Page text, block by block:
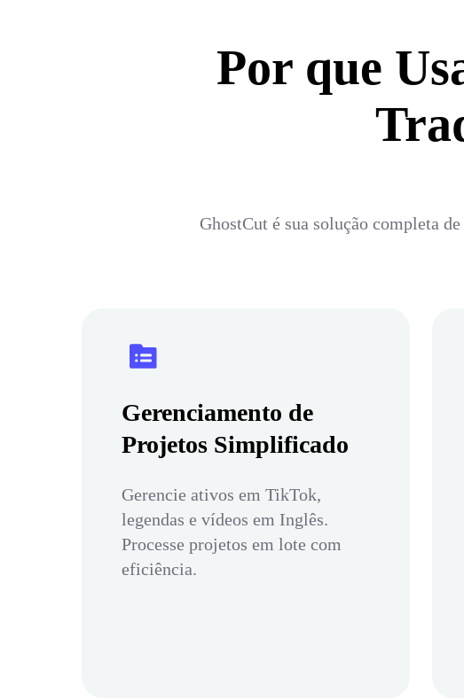
Por que
GhostCut é sua solução completa
Gerenciamento de
Projetos Simplificado
Gerencie ativos em TikTok,
legendas e vídeos em Inglês.
Processe projetos em lote com
eficiência.